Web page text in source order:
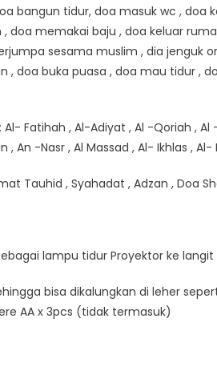
bangun tidur, doa masuk wc ,
doa memakai baju , doa keluar
sesama muslim , dia jenguk
, doa buka puasa , doa mau tidur ,
Al- Fatihah , Al-Adiyat , Al -Qoriah ,
, An -Nasr , Al Massad , Al- Ikhlas , Al-
Tauhid , Syahadat , Adzan , Doa
lampu tidur Proyektor ke
bisa dikalungkan di leher
AA x 3pcs (tidak termasuk)